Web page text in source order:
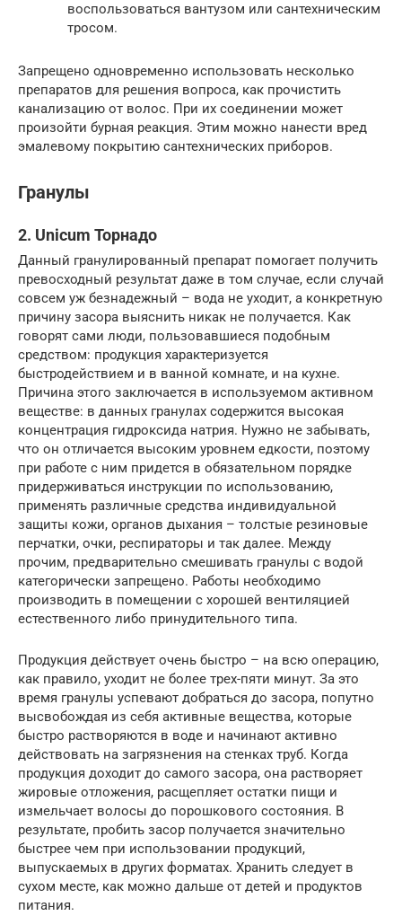
воспользоваться вантузом или сантехническим
тросом.
Запрещено одновременно использовать несколько
препаратов для решения вопроса, как прочистить
канализацию от волос. При их соединении может
произойти бурная реакция. Этим можно нанести вред
эмалевому покрытию сантехнических приборов.
Гранулы
2. Unicum Торнадо
Данный гранулированный препарат помогает получить
превосходный результат даже в том случае, если случай
совсем уж безнадежный – вода не уходит, а конкретную
причину засора выяснить никак не получается. Как
говорят сами люди, пользовавшиеся подобным
средством: продукция характеризуется
быстродействием и в ванной комнате, и на кухне.
Причина этого заключается в используемом активном
веществе: в данных гранулах содержится высокая
концентрация гидроксида натрия. Нужно не забывать,
что он отличается высоким уровнем едкости, поэтому
при работе с ним придется в обязательном порядке
придерживаться инструкции по использованию,
применять различные средства индивидуальной
защиты кожи, органов дыхания – толстые резиновые
перчатки, очки, респираторы и так далее. Между
прочим, предварительно смешивать гранулы с водой
категорически запрещено. Работы необходимо
производить в помещении с хорошей вентиляцией
естественного либо принудительного типа.
Продукция действует очень быстро – на всю операцию,
как правило, уходит не более трех-пяти минут. За это
время гранулы успевают добраться до засора, попутно
высвобождая из себя активные вещества, которые
быстро растворяются в воде и начинают активно
действовать на загрязнения на стенках труб. Когда
продукция доходит до самого засора, она растворяет
жировые отложения, расщепляет остатки пищи и
измельчает волосы до порошкового состояния. В
результате, пробить засор получается значительно
быстрее чем при использовании продукций,
выпускаемых в других форматах. Хранить следует в
сухом месте, как можно дальше от детей и продуктов
питания.